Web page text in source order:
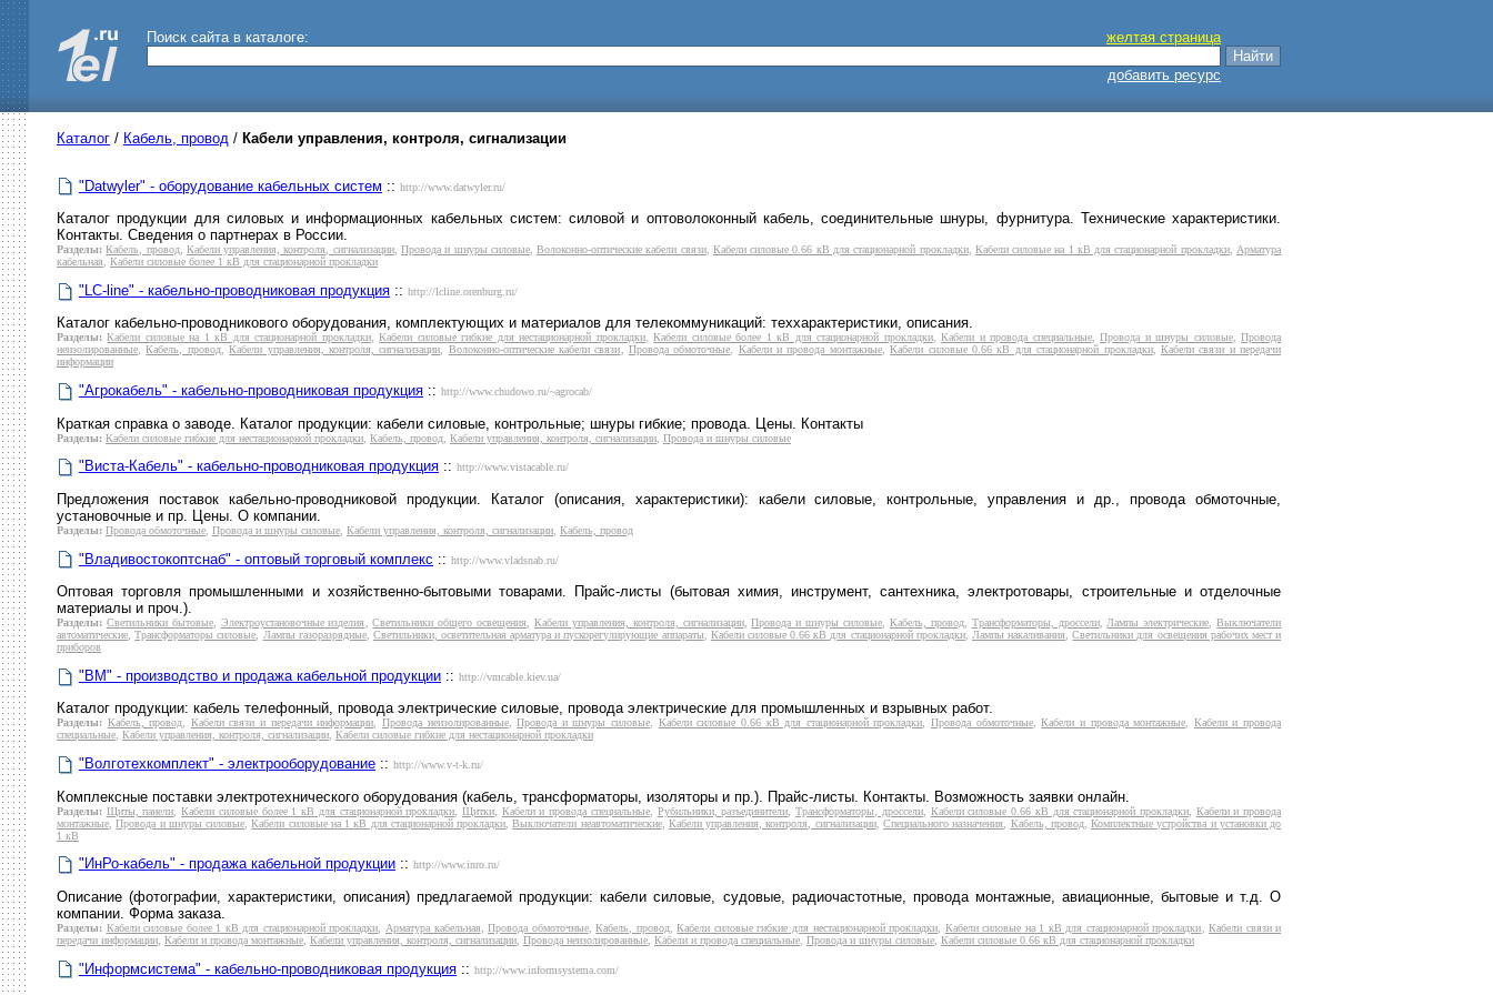
Поиск сайта в каталоге: желтая страница
добавить ресурс
Каталог / Кабель, провод / Кабели управления, контроля, сигнализации
"Datwyler" - оборудование кабельных систем :: http://www.datwyler.ru/
Каталог продукции для силовых и информационных кабельных систем: силовой и оптоволоконный кабель, соединительные шнуры, фурнитура. Технические характеристики.
Контакты. Сведения о партнерах в России.
Разделы: Кабель, провод, Кабели управления, контроля, сигнализации, Провода и шнуры силовые,Волоконно-оптические кабели связи, Кабели силовые 0.66 кВ для стационарной прокладки, Кабели силовые на 1 кВ для стационарной прокладки,Арматура
кабельная, Кабели силовые более 1 кВ для стационарной прокладки
"LC-line" - кабельно-проводниковая продукция :: http://lcline.orenburg.ru/
Каталог кабельно-проводникового оборудования, комплектующих и материалов для телекоммуникаций: теххарактеристики, описания.
Разделы: Кабели силовые на 1 кВ для стационарной прокладки,Кабели силовые гибкие для нестационарной прокладки,Кабели силовые более 1 кВ для стационарной прокладки,Кабели и провода специальные,Провода и шнуры силовые,Провода
неизолированные,Кабель, провод,Кабели управления, контроля, сигнализации, Волоконно-оптические кабели связи, Провода обмоточные, Кабели и провода монтажные,Кабели силовые 0.66 кВ для стационарной прокладки, Кабели связи и передачи
информации
"Агрокабель" - кабельно-проводниковая продукция :: http://www.chudowo.ru/~agrocab/
Краткая справка о заводе. Каталог продукции: кабели силовые, контрольные; шнуры гибкие; провода. Цены. Контакты
Разделы: Кабели силовые гибкие для нестационарной прокладки Кабель, провод Кабели управления, контроля, сигнализации Провода и шнуры силовые
"Виста-Кабель" - кабельно-проводниковая продукция :: http://www.vistacable.ru/
Предложения поставок кабельно-проводниковой продукции. Каталог (описания, характеристики): кабели силовые, контрольные, управления и др., провода обмоточные,
установочные и пр. Цены. О компании.
Разделы: Провода обмоточные Провода и шнуры силовые Кабели управления, контроля, сигнализации Кабель, провод
"Владивостокоптснаб" - оптовый торговый комплекс :: http://www.vladsnab.ru/
Оптовая торговля промышленными и хозяйственно-бытовыми товарами. Прайс-листы (бытовая химия, инструмент, сантехника, электротовары, строительные и отделочные
материалы и проч.).
Разделы: Светильники бытовые, Электроустановочные изделия ,Светильники общего освещения Кабели управления, контроля, сигнализации,Провода и шнуры силовые Кабель, провод, Трансформаторы, дроссели, Лампы электрические ,Выключатели
автоматические ,Трансформаторы силовые Лампы газоразрядные, Светильники, осветительная арматура и пускорегулирующие аппараты Кабели силовые 0.66 кВ для стационарной прокладки, Лампы накаливания ,Светильники для освещения рабочих мест и
приборов
"ВМ" - производство и продажа кабельной продукции :: http://vmcable.kiev.ua/
Каталог продукции: кабель телефонный, провода электрические силовые, провода электрические для промышленных и взрывных работ.
Разделы: Кабель, провод, Кабели связи и передачи информации, Провода неизолированные,Провода и шнуры силовые, Кабели силовые 0.66 кВ для стационарной прокладки,Провода обмоточные,Кабели и провода монтажные, Кабели и провода
специальные, Кабели управления, контроля, сигнализации, Кабели силовые гибкие для нестационарной прокладки
"Волготехкомплект" - электрооборудование :: http://www.v-t-k.ru/
Комплексные поставки электротехнического оборудования (кабель, трансформаторы, изоляторы и пр.). Прайс-листы. Контакты. Возможность заявки онлайн.
Разделы: Щиты, панели ,Кабели силовые более 1 кВ для стационарной прокладки ,Щитки Кабели и провода специальные, Рубильники, разъединители ,Трансформаторы, дроссели, Кабели силовые 0.66 кВ для стационарной прокладки, Кабели и провода
монтажные ,Провода и шнуры силовые ,Кабели силовые на 1 кВ для стационарной прокладки ,Выключатели неавтоматические, Кабели управления, контроля, сигнализации, Специального назначения Кабель, провод,Комплектные устройства и установки до
1 кВ
"ИнРо-кабель" - продажа кабельной продукции :: http://www.inro.ru/
Описание (фотографии, характеристики, описания) предлагаемой продукции: кабели силовые, судовые, радиочастотные, провода монтажные, авиационные, бытовые и т.д. О
компании. Форма заказа.
Разделы: Кабели силовые более 1 кВ для стационарной прокладки Арматура кабельная ,Провода обмоточные,Кабель, провод,Кабели силовые гибкие для нестационарной прокладки Кабели силовые на 1 кВ для стационарной прокладки ,Кабели связи и
передачи информации Кабели и провода монтажные Кабели управления, контроля, сигнализации Провода неизолированные Кабели и провода специальные Провода и шнуры силовые Кабели силовые 0.66 кВ для стационарной прокладки
"Информсистема" - кабельно-проводниковая продукция :: http://www.informsystema.com/